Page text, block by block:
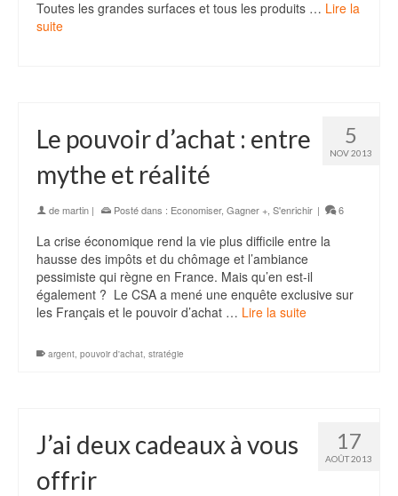
Toutes les grandes surfaces et tous les produits … Lire la
suite
5
NOV 2013
Le pouvoir d’achat : entre
mythe et réalité
demartin | Posté dans : Economiser, Gagner + S'enrichir | 6
La crise économique rend la vie plus difficile entre la
hausse des impôts et du chômage et l’ambiance
pessimiste qui règne en France. Mais qu’en est-il
également ? Le CSA a mené une enquête exclusive sur
les Français et le pouvoir d’achat … Lire la suite
argent, pouvoir d'achat, stratégie
17
AOÛT 2013
J’ai deux cadeaux à vous
offrir